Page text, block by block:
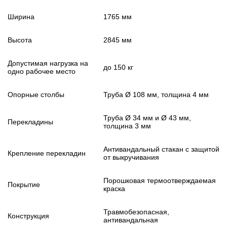
Ширина 1765 мм
Высота 2845 мм
Допустимая нагрузка на
одно рабочее место
до 150 кг
Опорные столбы Труба Ø 108 мм, толщина 4 мм
Перекладины
Труба Ø 34 мм и Ø 43 мм,
толщина 3 мм
Крепление перекладин
Антивандальный стакан с защитой
от выкручивания
Покрытие
Порошковая термоотверждаемая
краска
Конструкция
Травмобезопасная,
антивандальная